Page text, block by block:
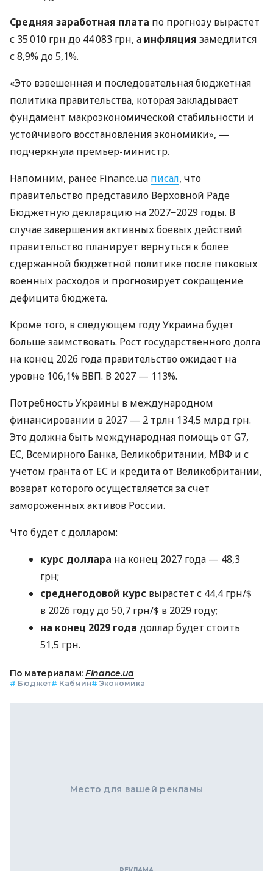
Средняя заработная плата по прогнозу вырастет
с 35 010 грн до 44 083 грн, а инфляция замедлится
с 8,9% до 5,1%.
«Это взвешенная и последовательная бюджетная
политика правительства, которая закладывает
фундамент макроэкономической стабильности и
устойчивого восстановления экономики», —
подчеркнула премьер-министр.
Напомним, ранее Finance.ua писал, что
правительство представило Верховной Раде
Бюджетную декларацию на 2027−2029 годы. В
случае завершения активных боевых действий
правительство планирует вернуться к более
сдержанной бюджетной политике после пиковых
военных расходов и прогнозирует сокращение
дефицита бюджета.
Кроме того, в следующем году Украина будет
больше заимствовать. Рост государственного долга
на конец 2026 года правительство ожидает на
уровне 106,1% ВВП. В 2027 — 113%.
Потребность Украины в международном
финансировании в 2027 — 2 трлн 134,5 млрд грн.
Это должна быть международная помощь от G7,
ЕС, Всемирного Банка, Великобритании, МВФ и с
учетом гранта от ЕС и кредита от Великобритании,
возврат которого осуществляется за счет
замороженных активов России.
Что будет с долларом:
курс доллара на конец 2027 года — 48,3
грн;
среднегодовой курс вырастет с 44,4 грн/$
в 2026 году до 50,7 грн/$ в 2029 году;
на конец 2029 года доллар будет стоить
51,5 грн.
По материалам: Finance.ua
# Бюджет# Кабмин# Экономика
Место для вашей рекламы